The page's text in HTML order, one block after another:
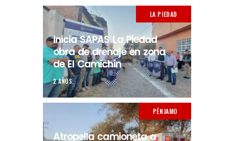
LA PIEDAD
Inicia SAPAS La Piedad
obra de drenaje en zona
de El Camichín
2 AÑOS.
PÉNJAMO
Atropella camioneta a